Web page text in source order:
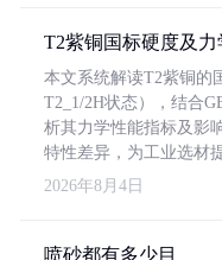
T2紫铜国标硬度及
本文系统解读T2紫铜的
T2_1/2H状态），结合
析其力学性能指标及影
特性差异，为工业选材
2026年8月4日
喷砂都有多少目